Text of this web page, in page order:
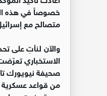
خصوصاً في هذه
متصالح مع
والآن لنأتِ على
الاستخباري
صحيفة نيويورك
من قواعد عسكرية